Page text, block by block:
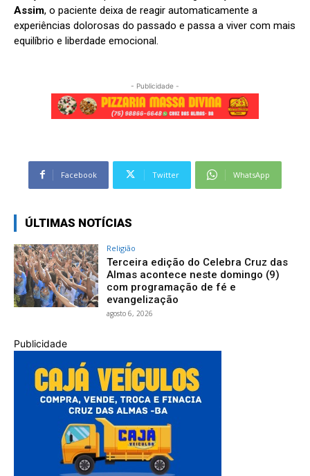
Assim, o paciente deixa de reagir automaticamente a
experiências dolorosas do passado e passa a viver com mais
equilíbrio e liberdade emocional.
- Publicidade -
Facebook Twitter WhatsApp
ÚLTIMAS NOTÍCIAS
Religião
Terceira edição do Celebra Cruz das
Almas acontece neste domingo (9)
com programação de fé e
evangelização
agosto 6, 2026
Publicidade